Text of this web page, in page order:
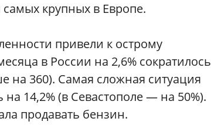
крупных в Европе.
привели к острому
в России на 2,6% сократилось
на 360). Самая сложная ситуация
14,2% (в Севастополе — на 50%).
продавать бензин.